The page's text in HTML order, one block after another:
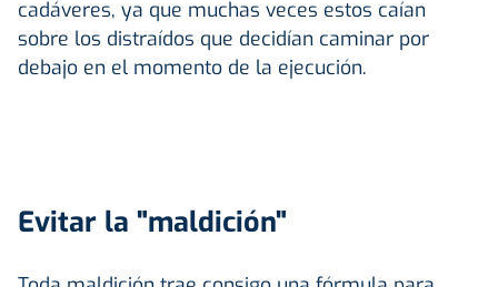
cadáveres, ya que muchas veces estos caían
sobre los distraídos que decidían caminar por
debajo en el momento de la ejecución.
Evitar la "maldición"